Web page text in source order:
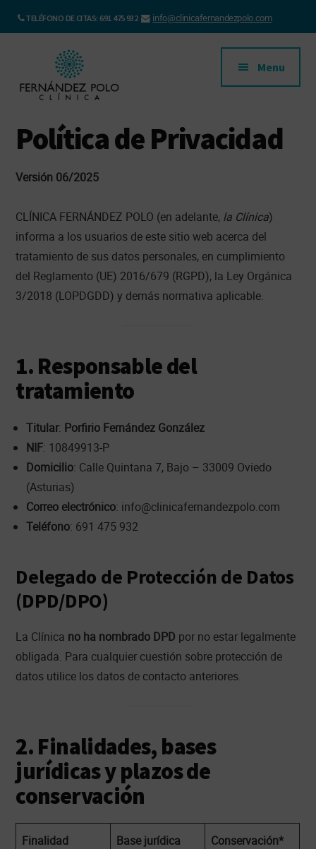
TELÉFONO DE CITAS: 691 475 932 info@clinicafernandezpolo.com
Additional
menu
Clínica
Fernández
Pediátrica
Oviedo
Menu
Política de Privacidad
Versión 06/2025
CLÍNICA FERNÁNDEZ POLO (en adelante, la Clínica)
informa a los usuarios de este sitio web acerca del
tratamiento de sus datos personales, en cumplimiento
del Reglamento (UE) 2016/679 (RGPD), la Ley Orgánica
3/2018 (LOPDGDD) y demás normativa aplicable.
1. Responsable del
tratamiento
Titular: Porfirio Fernández González
NIF: 10849913-P
Domicilio: Calle Quintana 7, Bajo – 33009 Oviedo
(Asturias)
Correo electrónico: info@clinicafernandezpolo.com
Teléfono: 691 475 932
Delegado de Protección de Datos
(DPD/DPO)
La Clínica no ha nombrado DPD por no estar legalmente
obligada. Para cualquier cuestión sobre protección de
datos utilice los datos de contacto anteriores.
2. Finalidades, bases
jurídicas y plazos de
conservación
Finalidad
Base jurídica
Conservación*